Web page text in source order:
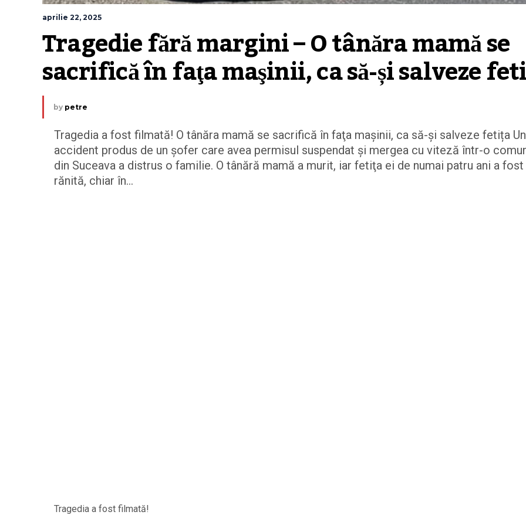
aprilie 22, 2025
Tragedie fără margini – O tânăra mamă se
sacrifică în faţa maşinii, ca să-și salveze
by petre
Tragedia a fost filmată! O tânăra mamă se sacrifică în faţa maşinii, ca să-și salveze fetița Un
accident produs de un şofer care avea permisul suspendat şi mergea cu viteză într-o
din Suceava a distrus o familie. O tânără mamă a murit, iar fetiţa ei de numai patru ani a fost
rănită, chiar în...
Tragedia a fost filmată!